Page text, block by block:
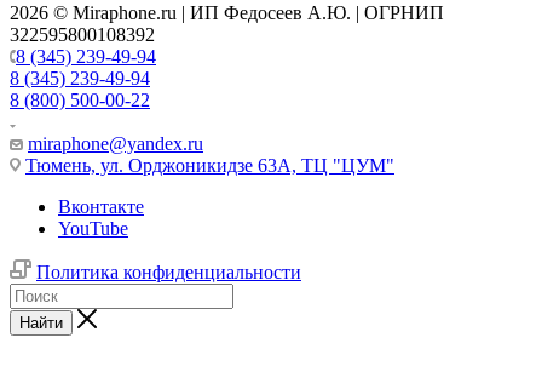
2026 © Miraphone.ru | ИП Федосеев А.Ю. | ОГРНИП
322595800108392
8 (345) 239-49-94
8 (345) 239-49-94
8 (800) 500-00-22
miraphone@yandex.ru
Тюмень, ул. Орджоникидзе 63А, ТЦ "ЦУМ"
Вконтакте
YouTube
Политика конфиденциальности
Найти